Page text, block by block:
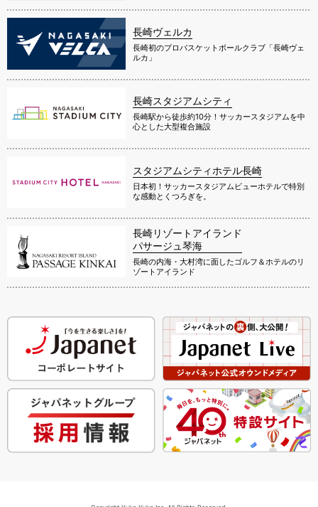
長崎ヴェルカ
長崎初のプロバスケットボールクラブ「長崎ヴェ
ルカ」
長崎スタジアムシティ
長崎駅から徒歩約10分！サッカースタジアムを中
心とした大型複合施設
スタジアムシティホテル長崎
日本初！サッカースタジアムビューホテルで特別
な感動とくつろぎを。
長崎リゾートアイランド
パサージュ琴海
長崎の内海・大村湾に面したゴルフ＆ホテルのリ
ゾートアイランド